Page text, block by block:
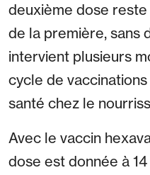
deuxième dose
de la première, sans
intervient plusieurs
cycle de
santé chez le
Avec le vaccin
dose est donnée à